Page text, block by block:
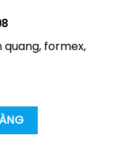
quang, formex,
đứng khung